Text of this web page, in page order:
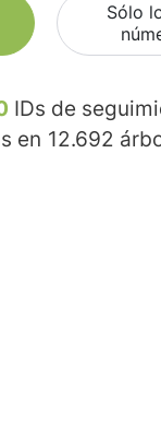
Sólo
IDs de
en 12.692